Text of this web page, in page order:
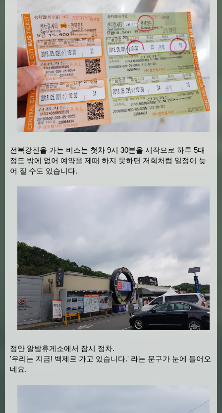
전북강진을 가는 버스는 첫차 9시 30분을 시작으로 하루 5대
정도 밖에 없어 예약을 제때 하지 못하면 저희처럼 일정이 늦
어 질 수도 있습니다.
정안 알밤휴게소에서 잠시 정차.
'우리는 지금! 백제로 가고 있습니다.' 라는 문구가 눈에 들어오
네요.